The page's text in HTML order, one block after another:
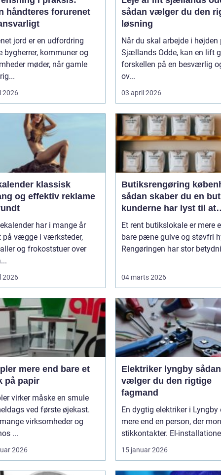
håndteres forurenet
jord er en udfordring
bygherrer, kommuner og
møder, når gamle
2026
sådan vælger du den
løsning
Når du skal arbejde i højden
Sjællands Odde, kan en lift
forskellen på en besværlig
ov...
03 april 2026
klassisk
og effektiv reklame
har i mange år
vægge i værksteder,
og frokoststuer over
2026
Butiksrengøring
sådan skaber du en
kunderne har lyst til at
komme tilbage til
Et rent butikslokale er mere
bare pæne gulve og støvfri
Rengøringen har stor
04 marts 2026
bare et
på papir
virker måske en smule
ved første øjekast.
virksomheder og
...
2026
Elektriker lyngby sådan
vælger du den rigtige
fagmand
En dygtig elektriker i Lyngby
mere end en person, der
stikkontakter. El-
15 januar 2026